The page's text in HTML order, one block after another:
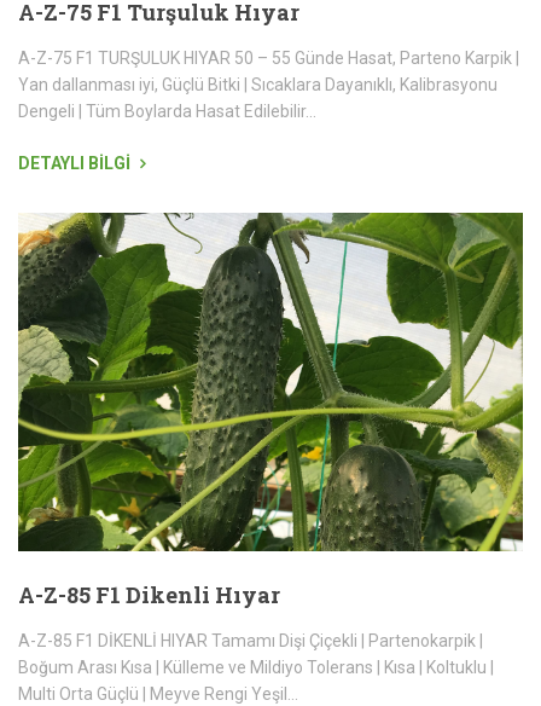
A-Z-75 F1 Turşuluk Hıyar
A-Z-75 F1 TURŞULUK HIYAR 50 – 55 Günde Hasat, Parteno Karpik |
Yan dallanması iyi, Güçlü Bitki | Sıcaklara Dayanıklı, Kalibrasyonu
Dengeli | Tüm Boylarda Hasat Edilebilir...
DETAYLI BİLGİ
A-Z-85 F1 Dikenli Hıyar
A-Z-85 F1 DİKENLİ HIYAR Tamamı Dişi Çiçekli | Partenokarpik |
Boğum Arası Kısa | Külleme ve Mildiyo Tolerans | Kısa | Koltuklu |
Multi Orta Güçlü | Meyve Rengi Yeşil...